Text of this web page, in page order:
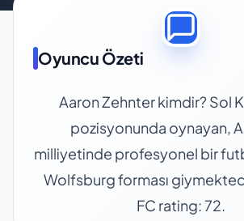
Oyuncu Özeti
Aaron Zehnter kimdir? Sol
pozisyonunda oynayan,
milliyetinde profesyonel bir
Wolfsburg forması
FC rating: 72.